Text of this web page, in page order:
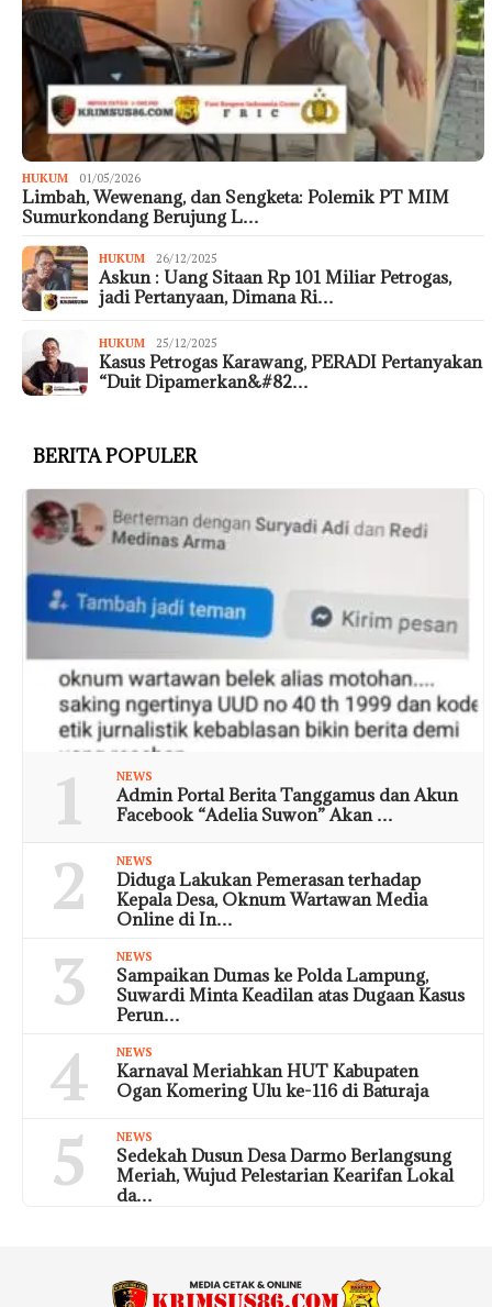
HUKUM 01/05/2026
Limbah, Wewenang, dan Sengketa: Polemik PT MIM
Sumurkondang Berujung L…
HUKUM 26/12/2025
Askun : Uang Sitaan Rp 101 Miliar Petrogas,
jadi Pertanyaan, Dimana Ri…
HUKUM 25/12/2025
Kasus Petrogas Karawang, PERADI Pertanyakan
“Duit Dipamerkan&#82…
BERITA POPULER
1 NEWS
Admin Portal Berita Tanggamus dan Akun
Facebook “Adelia Suwon” Akan …
2 NEWS
Diduga Lakukan Pemerasan terhadap
Kepala Desa, Oknum Wartawan Media
Online di In…
3 NEWS
Sampaikan Dumas ke Polda Lampung,
Suwardi Minta Keadilan atas Dugaan Kasus
Perun…
4 NEWS
Karnaval Meriahkan HUT Kabupaten
Ogan Komering Ulu ke-116 di Baturaja
5 NEWS
Sedekah Dusun Desa Darmo Berlangsung
Meriah, Wujud Pelestarian Kearifan Lokal
da…